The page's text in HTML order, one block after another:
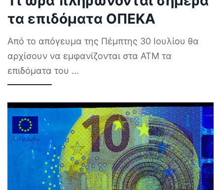
τα επιδόματα ΟΠΕΚΑ
Από το απόγευμα της Πέμπτης 30 Ιουλίου θα
αρχίσουν να εμφανίζονται στα ΑΤΜ τα
επιδόματα του ...